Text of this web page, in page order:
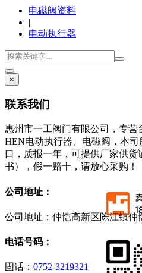
电磁阀资料
|
电动执行器
×
联系我们
惠州市一工阀门有限公司，专营
HEN电动执行器、电磁阀，本
口，质报一年，可提供厂家供货
书），假一赔十，请放心采购！
公司地址：
公司地址：仲恺高新区陈江镇仲
电话号码：
固话： 0752-3219321